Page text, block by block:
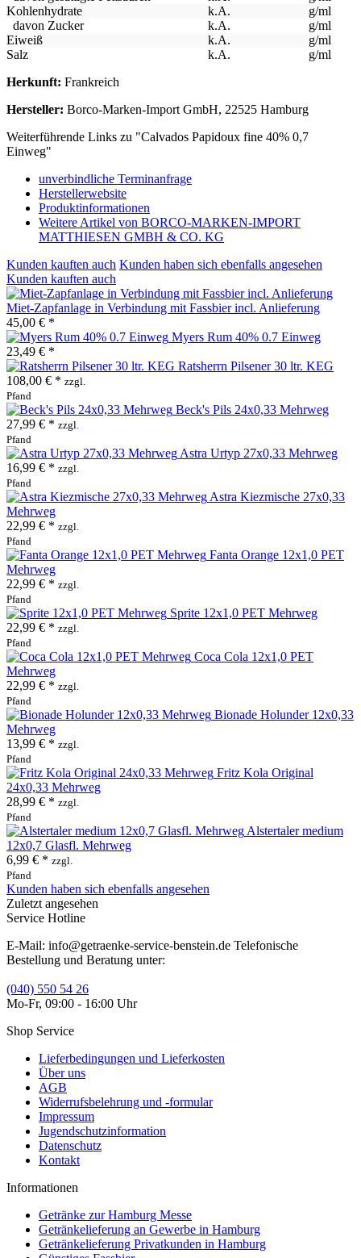
Kohlenhydrate
k.A.
g/ml
davon Zucker
k.A.
g/ml
Eiweiß
k.A.
g/ml
Salz
k.A.
g/ml
Herkunft: Frankreich
Hersteller: Borco-Marken-Import GmbH, 22525 Hamburg
Weiterführende Links zu "Calvados Papidoux fine 40% 0,7
Einweg"
unverbindliche Terminanfrage
Herstellerwebsite
Produktinformationen
Weitere Artikel von BORCO-MARKEN-IMPORT
MATTHIESEN GMBH & CO. KG
Kunden kauften auch Kunden haben sich ebenfalls angesehen
Kunden kauften auch
Miet-Zapfanlage in Verbindung mit Fassbier incl. Anlieferung
45,00 € *
Myers Rum 40% 0.7 Einweg
23,49 € *
Ratsherrn Pilsener 30 ltr. KEG
108,00 € * zzgl.
Pfand
Beck's Pils 24x0,33 Mehrweg
27,99 € * zzgl.
Pfand
Astra Urtyp 27x0,33 Mehrweg
16,99 € * zzgl.
Pfand
Astra Kiezmische 27x0,33
Mehrweg
22,99 € * zzgl.
Pfand
Fanta Orange 12x1,0 PET
Mehrweg
22,99 € * zzgl.
Pfand
Sprite 12x1,0 PET Mehrweg
22,99 € * zzgl.
Pfand
Coca Cola 12x1,0 PET
Mehrweg
22,99 € * zzgl.
Pfand
Bionade Holunder 12x0,33
Mehrweg
13,99 € * zzgl.
Pfand
Fritz Kola Original
24x0,33 Mehrweg
28,99 € * zzgl.
Pfand
Alstertaler medium
12x0,7 Glasfl. Mehrweg
6,99 € * zzgl.
Pfand
Kunden haben sich ebenfalls angesehen
Zuletzt angesehen
Service Hotline
E-Mail: info@getraenke-service-benstein.de Telefonische
Bestellung und Beratung unter:
(040) 550 54 26
Mo-Fr, 09:00 - 16:00 Uhr
Shop Service
Lieferbedingungen und Lieferkosten
Über uns
AGB
Widerrufsbelehrung und -formular
Impressum
Jugendschutzinformation
Datenschutz
Kontakt
Informationen
Getränke zur Hamburg Messe
Getränkelieferung an Gewerbe in Hamburg
Getränkelieferung Privatkunden in Hamburg